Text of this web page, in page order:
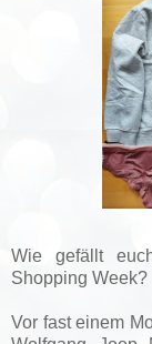
Wie gefällt
Shopping Week?
Vor fast einem